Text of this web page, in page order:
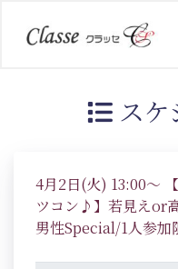
スケ
4月2日(火) 13:00～
ツコン♪】若見えor
男性Special/1人参加